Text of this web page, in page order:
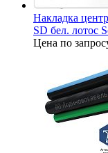
Накладка
SD бел. лотос
Цена по